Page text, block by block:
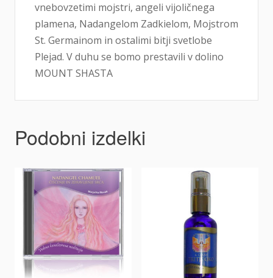
vnebovzetimi mojstri, angeli vijoličnega
plamena, Nadangelom Zadkielom, Mojstrom
St. Germainom in ostalimi bitji svetlobe
Plejad. V duhu se bomo prestavili v dolino
MOUNT SHASTA
Podobni izdelki